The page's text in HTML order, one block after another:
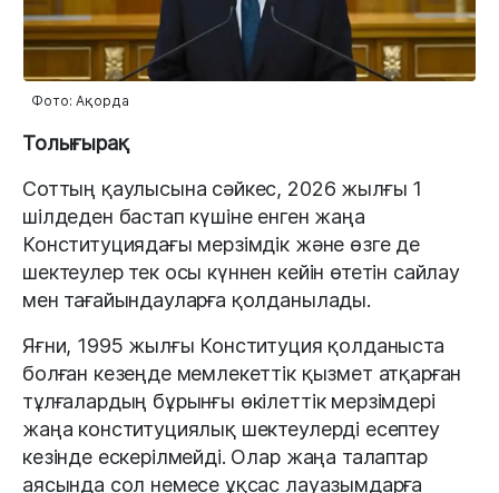
Фото: Ақорда
Толығырақ
Соттың қаулысына сәйкес, 2026 жылғы 1
шілдеден бастап күшіне енген жаңа
Конституциядағы мерзімдік және өзге де
шектеулер тек осы күннен кейін өтетін сайлау
мен тағайындауларға қолданылады.
Яғни, 1995 жылғы Конституция қолданыста
болған кезеңде мемлекеттік қызмет атқарған
тұлғалардың бұрынғы өкілеттік мерзімдері
жаңа конституциялық шектеулерді есептеу
кезінде ескерілмейді. Олар жаңа талаптар
аясында сол немесе ұқсас лауазымдарға